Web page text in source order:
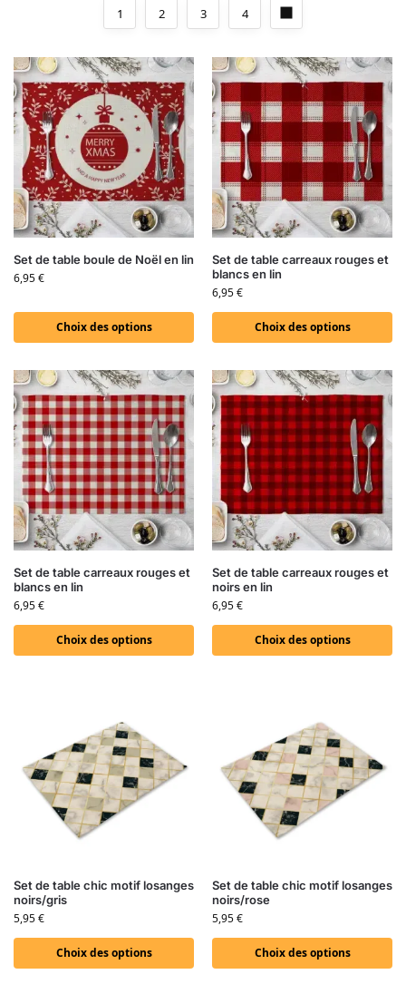
1 2 3 4
Set de table boule de Noël en lin
6,95€
Choix des options
Set de table carreaux rouges et
blancs en lin
6,95€
Choix des options
Set de table carreaux rouges et
blancs en lin
6,95€
Choix des options
Set de table carreaux rouges et
noirs en lin
6,95€
Choix des options
Set de table chic motif losanges
noirs/gris
5,95€
Choix des options
Set de table chic motif losanges
noirs/rose
5,95€
Choix des options